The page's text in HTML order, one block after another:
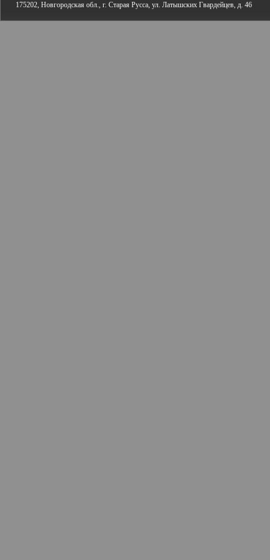
175202, Новгородская обл., г. Старая Русса, ул. Латышских Гвардейцев, д. 46